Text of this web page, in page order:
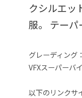
クシルエッ
服。 テー
グレーディング
VFXスーパーバ
以下のリンクサ